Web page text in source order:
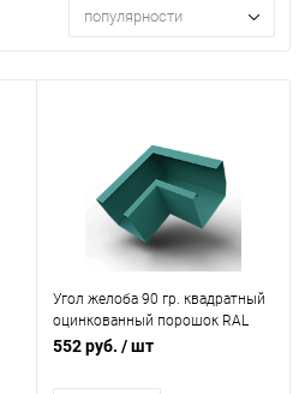
популярности
Угол желоба 90 гр. квадратный
оцинкованный порошок RAL
6033
552 руб. / шт